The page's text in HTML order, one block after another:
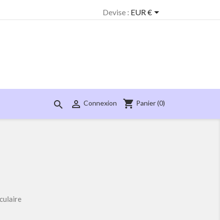
Devise : EUR €
  Connexion shopping_cart Panier(0)